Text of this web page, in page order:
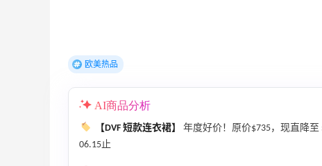
欧美热品
AI商品分析
【DVF 短款连衣裙】 年度好价！原价$735，现直降至
06.15止
Bobbi Brown
Columbia Sportswear：夏季大促！哥伦
比亚运动热卖
低至6折
Columbia Sportswear